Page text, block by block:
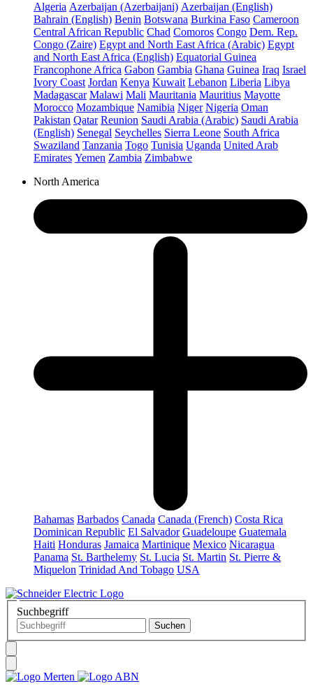
Algeria Azerbaijan (Azerbaijani) Azerbaijan (English)
Bahrain (English) Benin Botswana Burkina Faso Cameroon
Central African Republic Chad Comoros Congo Dem. Rep.
Congo (Zaire) Egypt and North East Africa (Arabic) Egypt
and North East Africa (English) Equatorial Guinea
Francophone Africa Gabon Gambia Ghana Guinea Iraq Israel
Ivory Coast Jordan Kenya Kuwait Lebanon Liberia Libya
Madagascar Malawi Mali Mauritania Mauritius Mayotte
Morocco Mozambique Namibia Niger Nigeria Oman
Pakistan Qatar Reunion Saudi Arabia (Arabic) Saudi Arabia
(English) Senegal Seychelles Sierra Leone South Africa
Swaziland Tanzania Togo Tunisia Uganda United Arab
Emirates Yemen Zambia Zimbabwe
North America
Bahamas Barbados Canada Canada (French) Costa Rica
Dominican Republic El Salvador Guadeloupe Guatemala
Haiti Honduras Jamaica Martinique Mexico Nicaragua
Panama St. Barthelemy St. Lucia St. Martin St. Pierre &
Miquelon Trinidad And Tobago USA
Suchbegriff